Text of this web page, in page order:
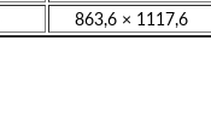
863,6 × 1117,6